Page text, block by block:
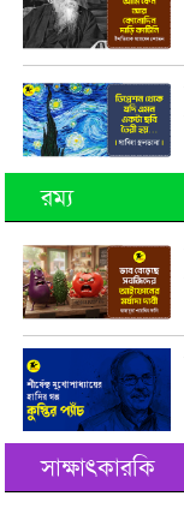
রম্য
সাক্ষাৎকারকি